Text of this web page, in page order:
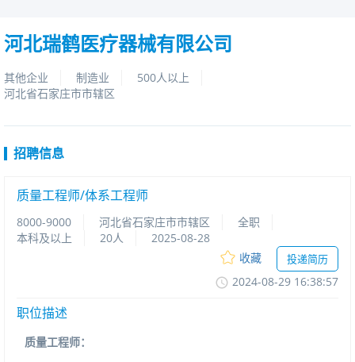
河北瑞鹤医疗器械有限公司
其他企业 制造业
500人以上
河北省石家庄市市辖区
招聘信息
质量工程师/体系工程师
8000-9000 河北省石家庄市市辖区
全职
本科及以上
20人
2025-08-28
收藏
投递简历
2024-08-2916:38:57
职位描述
质量工程师：